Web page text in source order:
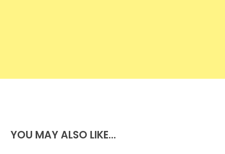
YOU MAY ALSO LIKE...